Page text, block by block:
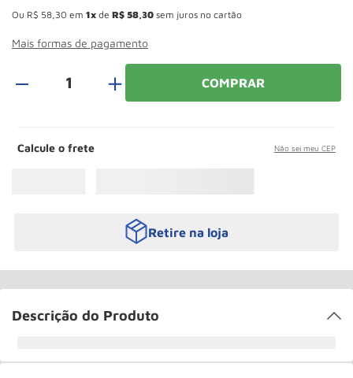
Ou R$ 58 30 em 1 de R$ 58 30 sem juros no cartão
Mais formas de pagamento
＋ COMPRAR
Calcule o frete Não sei meu CEP
Retire na loja
Descrição do Produto
10º Roda